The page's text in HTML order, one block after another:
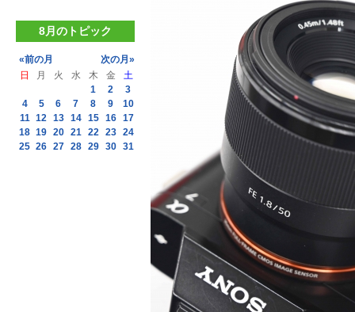
8月のトピック
«前の月
次の月»
日
月 火 水 木 金
土
1
2
3
4
5 6 7 8 9
10
11 12 13 14 15 16 17
18 19 20 21 22 23 24
25 26 27 28 29 30 31